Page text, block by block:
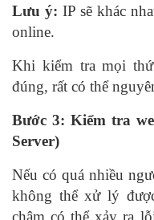
Lưu ý:IP sẽ khác
online.
Khi kiểm tra mọi
đúng, rất có thể
Bước 3: Kiểm tra
Server)
Nếu có quá nhiều
không thể xử lý
chậm có thể xảy ra